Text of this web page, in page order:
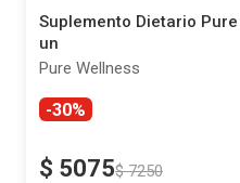
Suplemento Dietario
un
Pure Wellness
-30%
$ 5075$ 7250